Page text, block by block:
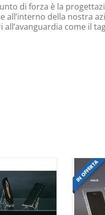
di forza è la
all’interno della nostra
all’avanguardia come il
IN OFFERTA